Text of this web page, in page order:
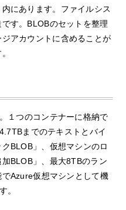
にあります。ファイルシス
す。BLOBのセットを整理
アカウントに含めることが
１つのコンテナーに格納で
までのテキストとバイ
BLOB」、仮想マシンのロ
BLOB」、最大8TBのラン
Azure仮想マシンとして機
。